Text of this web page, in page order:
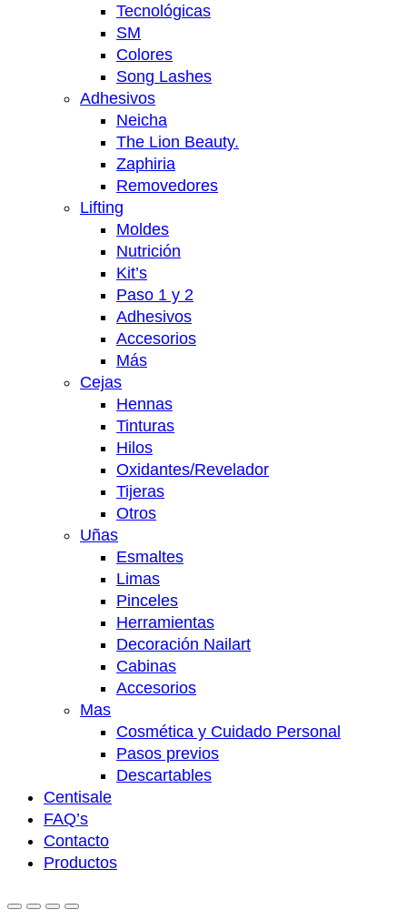
Tecnológicas
SM
Colores
Song Lashes
Adhesivos
Neicha
The Lion Beauty.
Zaphiria
Removedores
Lifting
Moldes
Nutrición
Kit’s
Paso 1 y 2
Adhesivos
Accesorios
Más
Cejas
Hennas
Tinturas
Hilos
Oxidantes/Revelador
Tijeras
Otros
Uñas
Esmaltes
Limas
Pinceles
Herramientas
Decoración Nailart
Cabinas
Accesorios
Mas
Cosmética y Cuidado Personal
Pasos previos
Descartables
Centisale
FAQ’s
Contacto
Productos